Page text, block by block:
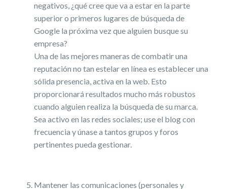
negativos, ¿qué cree que va a estar en la parte
superior o primeros lugares de búsqueda de
Google la próxima vez que alguien busque su
empresa?
Una de las mejores maneras de combatir una
reputación no tan estelar en línea es establecer una
sólida presencia, activa en la web. Esto
proporcionará resultados mucho más robustos
cuando alguien realiza la búsqueda de su marca.
Sea activo en las redes sociales; use el blog con
frecuencia y únase a tantos grupos y foros
pertinentes pueda gestionar.
Mantener las comunicaciones (personales y